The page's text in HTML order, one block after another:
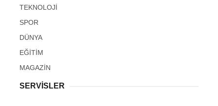
TEKNOLOJİ
SPOR
DÜNYA
EĞİTİM
MAGAZİN
SERVİSLER